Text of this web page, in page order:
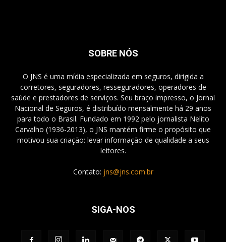
SOBRE NÓS
O JNS é uma mídia especializada em seguros, dirigida a
corretores, seguradores, resseguradores, operadores de
saúde e prestadores de serviços. Seu braço impresso, o Jornal
Nacional de Seguros, é distribuído mensalmente há 29 anos
para todo o Brasil. Fundado em 1992 pelo jornalista Nelito
Carvalho (1936-2013), o JNS mantém firme o propósito que
motivou sua criação: levar informação de qualidade a seus
leitores.
Contato: jns@jns.com.br
SIGA-NOS